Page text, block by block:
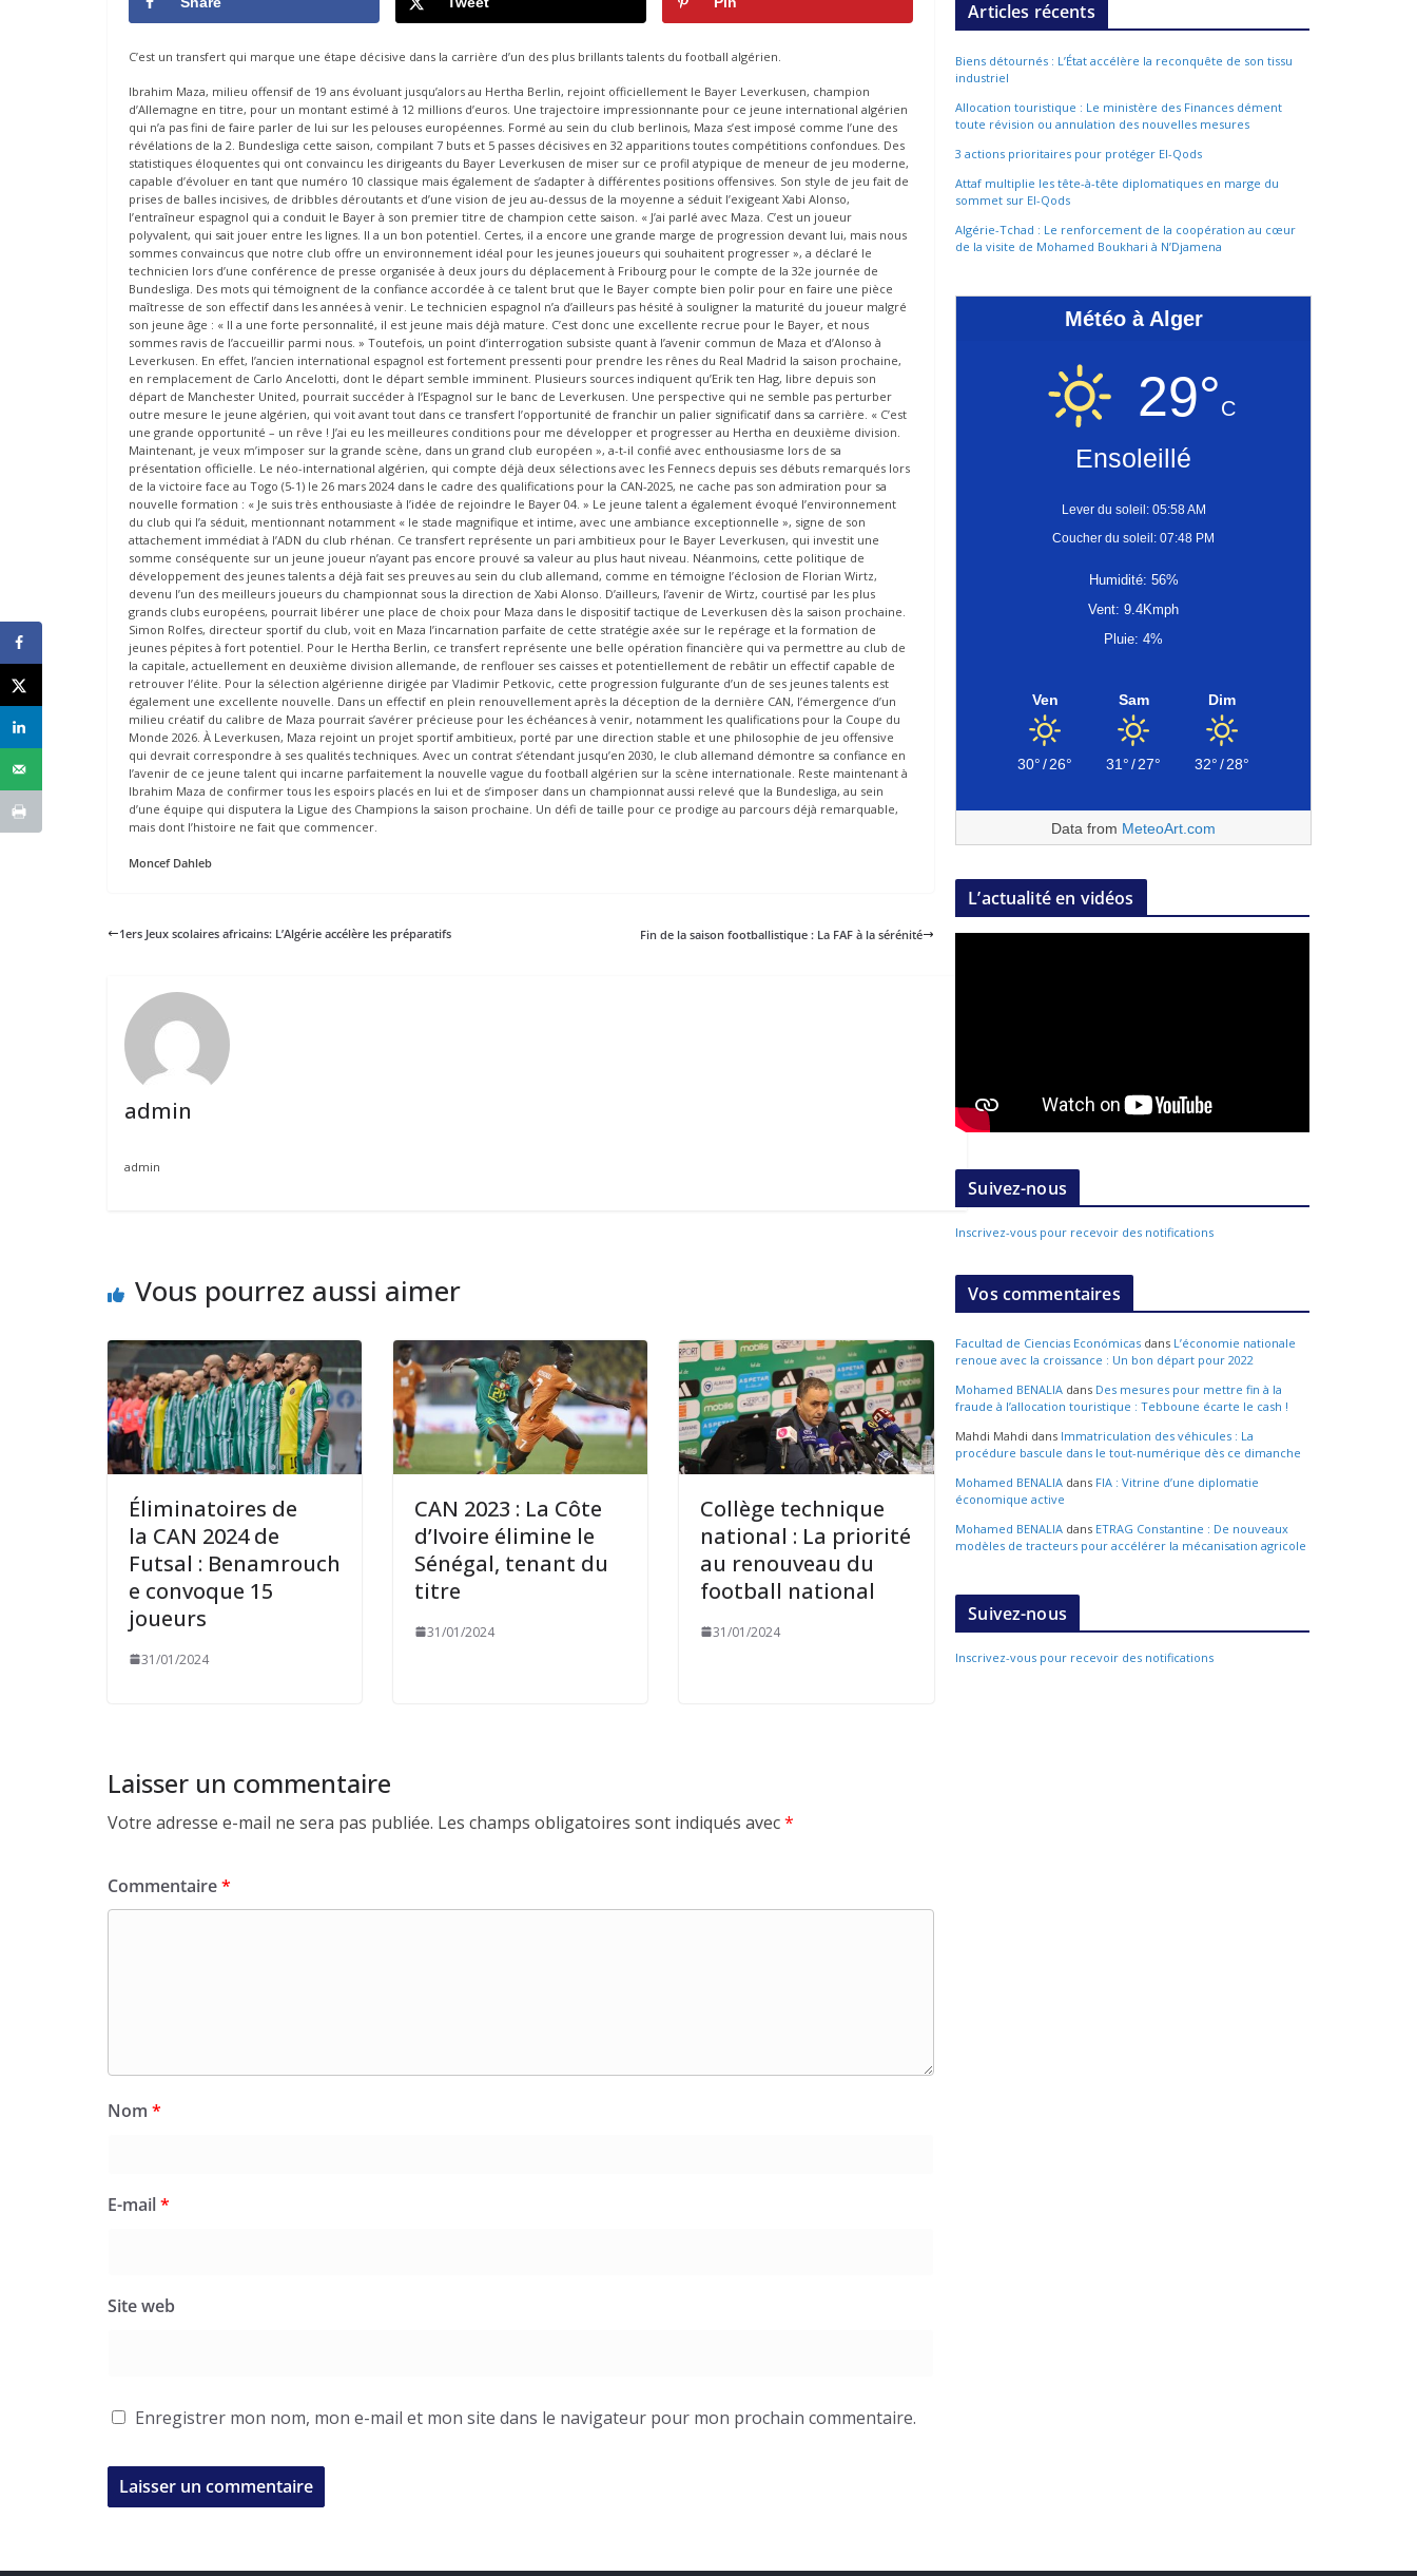
C’est un transfert qui marque une étape décisive dans la carrière d’un des plus brillants talents du football algérien.
Ibrahim Maza, milieu offensif de 19 ans évoluant jusqu’alors au Hertha Berlin, rejoint officiellement le Bayer Leverkusen, champion
d’Allemagne en titre, pour un montant estimé à 12 millions d’euros. Une trajectoire impressionnante pour ce jeune international algérien
qui n’a pas fini de faire parler de lui sur les pelouses européennes. Formé au sein du club berlinois, Maza s’est imposé comme l’une des
révélations de la 2. Bundesliga cette saison, compilant 7 buts et 5 passes décisives en 32 apparitions toutes compétitions confondues. Des
statistiques éloquentes qui ont convaincu les dirigeants du Bayer Leverkusen de miser sur ce profil atypique de meneur de jeu moderne,
capable d’évoluer en tant que numéro 10 classique mais également de s’adapter à différentes positions offensives. Son style de jeu fait de
prises de balles incisives, de dribbles déroutants et d’une vision de jeu au-dessus de la moyenne a séduit l’exigeant Xabi Alonso,
l’entraîneur espagnol qui a conduit le Bayer à son premier titre de champion cette saison. « J’ai parlé avec Maza. C’est un joueur
polyvalent, qui sait jouer entre les lignes. Il a un bon potentiel. Certes, il a encore une grande marge de progression devant lui, mais nous
sommes convaincus que notre club offre un environnement idéal pour les jeunes joueurs qui souhaitent progresser », a déclaré le
technicien lors d’une conférence de presse organisée à deux jours du déplacement à Fribourg pour le compte de la 32e journée de
Bundesliga. Des mots qui témoignent de la confiance accordée à ce talent brut que le Bayer compte bien polir pour en faire une pièce
maîtresse de son effectif dans les années à venir. Le technicien espagnol n’a d’ailleurs pas hésité à souligner la maturité du joueur malgré
son jeune âge : « Il a une forte personnalité, il est jeune mais déjà mature. C’est donc une excellente recrue pour le Bayer, et nous
sommes ravis de l’accueillir parmi nous. » Toutefois, un point d’interrogation subsiste quant à l’avenir commun de Maza et d’Alonso à
Leverkusen. En effet, l’ancien international espagnol est fortement pressenti pour prendre les rênes du Real Madrid la saison prochaine,
en remplacement de Carlo Ancelotti, dont le départ semble imminent. Plusieurs sources indiquent qu’Erik ten Hag, libre depuis son
départ de Manchester United, pourrait succéder à l’Espagnol sur le banc de Leverkusen. Une perspective qui ne semble pas perturber
outre mesure le jeune algérien, qui voit avant tout dans ce transfert l’opportunité de franchir un palier significatif dans sa carrière. « C’est
une grande opportunité – un rêve ! J’ai eu les meilleures conditions pour me développer et progresser au Hertha en deuxième division.
Maintenant, je veux m’imposer sur la grande scène, dans un grand club européen », a-t-il confié avec enthousiasme lors de sa
présentation officielle. Le néo-international algérien, qui compte déjà deux sélections avec les Fennecs depuis ses débuts remarqués lors
de la victoire face au Togo (5-1) le 26 mars 2024 dans le cadre des qualifications pour la CAN-2025, ne cache pas son admiration pour sa
nouvelle formation : « Je suis très enthousiaste à l’idée de rejoindre le Bayer 04. » Le jeune talent a également évoqué l’environnement
du club qui l’a séduit, mentionnant notamment « le stade magnifique et intime, avec une ambiance exceptionnelle », signe de son
attachement immédiat à l’ADN du club rhénan. Ce transfert représente un pari ambitieux pour le Bayer Leverkusen, qui investit une
somme conséquente sur un jeune joueur n’ayant pas encore prouvé sa valeur au plus haut niveau. Néanmoins, cette politique de
développement des jeunes talents a déjà fait ses preuves au sein du club allemand, comme en témoigne l’éclosion de Florian Wirtz,
devenu l’un des meilleurs joueurs du championnat sous la direction de Xabi Alonso. D’ailleurs, l’avenir de Wirtz, courtisé par les plus
grands clubs européens, pourrait libérer une place de choix pour Maza dans le dispositif tactique de Leverkusen dès la saison prochaine.
Simon Rolfes, directeur sportif du club, voit en Maza l’incarnation parfaite de cette stratégie axée sur le repérage et la formation de
jeunes pépites à fort potentiel. Pour le Hertha Berlin, ce transfert représente une belle opération financière qui va permettre au club de
la capitale, actuellement en deuxième division allemande, de renflouer ses caisses et potentiellement de rebâtir un effectif capable de
retrouver l’élite. Pour la sélection algérienne dirigée par Vladimir Petkovic, cette progression fulgurante d’un de ses jeunes talents est
également une excellente nouvelle. Dans un effectif en plein renouvellement après la déception de la dernière CAN, l’émergence d’un
milieu créatif du calibre de Maza pourrait s’avérer précieuse pour les échéances à venir, notamment les qualifications pour la Coupe du
Monde 2026. À Leverkusen, Maza rejoint un projet sportif ambitieux, porté par une direction stable et une philosophie de jeu offensive
qui devrait correspondre à ses qualités techniques. Avec un contrat s’étendant jusqu’en 2030, le club allemand démontre sa confiance en
l’avenir de ce jeune talent qui incarne parfaitement la nouvelle vague du football algérien sur la scène internationale. Reste maintenant à
Ibrahim Maza de confirmer tous les espoirs placés en lui et de s’imposer dans un championnat aussi relevé que la Bundesliga, au sein
d’une équipe qui disputera la Ligue des Champions la saison prochaine. Un défi de taille pour ce prodige au parcours déjà remarquable,
mais dont l’histoire ne fait que commencer.
Moncef Dahleb
1ers Jeux scolaires africains: L’Algérie accélère les préparatifs Fin de la saison footballistique : La FAF à la sérénité
admin
admin
Vous pourrez aussi aimer
Éliminatoires de
la CAN 2024 de
Futsal : Benamrouch
e convoque 15
joueurs
31/01/2024
CAN 2023 : La Côte
d’Ivoire élimine le
Sénégal, tenant du
titre
31/01/2024
Collège technique
national : La priorité
au renouveau du
football national
31/01/2024
Laisser un commentaire
Votre adresse e-mail ne sera pas publiée. Les champs obligatoires sont indiqués avec*
Commentaire*
Nom *
E-mail*
Site web
Enregistrer mon nom, mon e-mail et mon site dans le navigateur pour mon prochain commentaire.
Articles récents
Biens détournés : L’État accélère la reconquête de son tissu
industriel
Allocation touristique : Le ministère des Finances dément
toute révision ou annulation des nouvelles mesures
3 actions prioritaires pour protéger El-Qods
Attaf multiplie les tête-à-tête diplomatiques en marge du
sommet sur El-Qods
Algérie-Tchad : Le renforcement de la coopération au cœur
de la visite de Mohamed Boukhari à N’Djamena
Météo à Alger
29°C
Ensoleillé
Lever du soleil: 05:58 AM
Coucher du soleil: 07:48 PM
Humidité: 56%
Vent: 9.4Kmph
Pluie: 4%
Ven
30°/26°
Sam
31°/27°
Dim
32°/28°
Data from MeteoArt.com
L’actualité en vidéos
Suivez-nous
Inscrivez-vous pour recevoir des notifications
Vos commentaires
Facultad de Ciencias Económicas dans L’économie nationale
renoue avec la croissance : Un bon départ pour 2022
Mohamed BENALIA dans Des mesures pour mettre fin à la
fraude à l’allocation touristique : Tebboune écarte le cash !
Mahdi Mahdi dans Immatriculation des véhicules : La
procédure bascule dans le tout-numérique dès ce dimanche
Mohamed BENALIA dans FIA : Vitrine d’une diplomatie
économique active
Mohamed BENALIA dans ETRAG Constantine : De nouveaux
modèles de tracteurs pour accélérer la mécanisation agricole
Suivez-nous
Inscrivez-vous pour recevoir des notifications